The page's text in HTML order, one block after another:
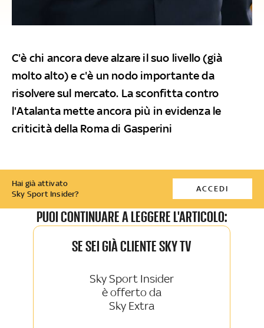
C'è chi ancora deve alzare il suo livello (già
molto alto) e c'è un nodo importante da
risolvere sul mercato. La sconfitta contro
l'Atalanta mette ancora più in evidenza le
criticità della Roma di Gasperini
Hai già attivato
Sky Sport Insider?
ACCEDI
PUOI CONTINUARE A LEGGERE L'ARTICOLO:
SE SEI GIÀ CLIENTE SKY TV
Sky Sport Insider
è offerto da
Sky Extra